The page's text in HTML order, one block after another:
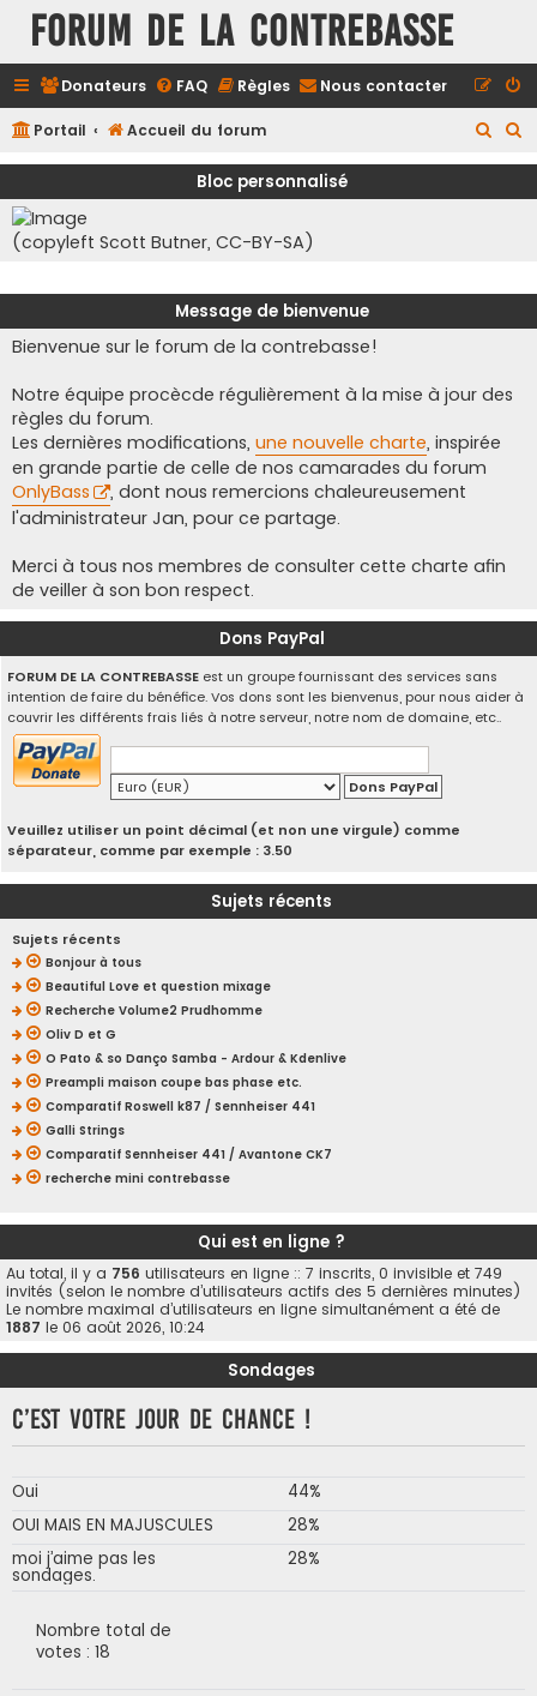
FORUM DE LA CONTREBASSE
Donateurs FAQ Règles Nous contacter
Portail Accueil du forum
e
e
Bloc personnalisé
(copyleft Scott Butner, CC-BY-SA)
Message de bienvenue
Bienvenue sur le forum de la contrebasse!
Notre équipe procècde régulièrement à la mise à jour des
règles du forum.
Les dernières modifications, une nouvelle charte, inspirée
en grande partie de celle de nos camarades du forum
OnlyBass
, dont nous remercions chaleureusement
l'administrateur Jan, pour ce partage.
Merci à tous nos membres de consulter cette charte afin
de veiller à son bon respect.
Dons PayPal
FORUM DE LA CONTREBASSE est un groupe fournissant des services sans
intention de faire du bénéfice. Vos dons sont les bienvenus, pour nous aider à
couvrir les différents frais liés à notre serveur, notre nom de domaine, etc..
Veuillez utiliser un point décimal (et non une virgule) comme
séparateur, comme par exemple : 3.50
Sujets récents
Sujets récents
Bonjour à tous
Beautiful Love et question mixage
Recherche Volume2 Prudhomme
Oliv D et G
O Pato & so Danço Samba - Ardour & Kdenlive
Preampli maison coupe bas phase etc.
Comparatif Roswell k87 / Sennheiser 441
Galli Strings
Comparatif Sennheiser 441 / Avantone CK7
recherche mini contrebasse
Qui est en ligne ?
Au total, il y a 756 utilisateurs en ligne :: 7 inscrits, 0 invisible et 749
invités (selon le nombre d’utilisateurs actifs des 5 dernières minutes)
Le nombre maximal d’utilisateurs en ligne simultanément a été de
1887 le 06 août 2026, 10:24
Sondages
C’est votre jour de chance !
Oui
44%
OUI MAIS EN MAJUSCULES
28%
moi j’aime pas les
sondages.
28%
Nombre total de
votes : 18